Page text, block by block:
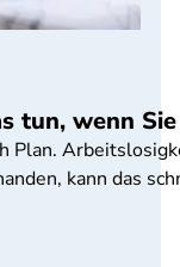
tun, wenn
Plan.
kann das